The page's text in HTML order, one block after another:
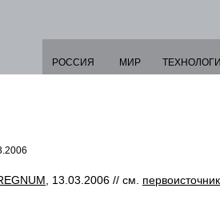
РОССИЯ МИР
, 13.03.2006 // см. первоисточник